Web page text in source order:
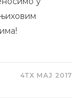
4ТХ МАЈ 2017